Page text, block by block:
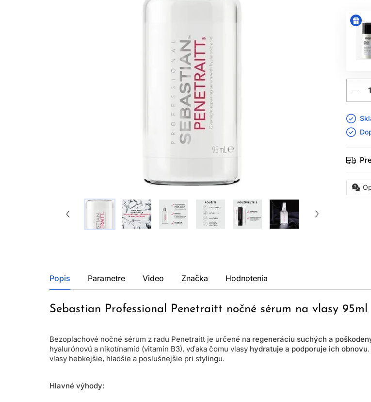
Popis Parametre Video Značka Hodnotenia
Sebastian Professional Penetraitt nočné sérum na vlasy 95ml
Bezoplachové nočné sérum z radu Penetraitt je určené na regeneráciu suchých a
hyalurónovú a nikotínamid (vitamín B3), vďaka čomu vlasy hydratuje a podporuje ich obnovu
vlasy hebkejšie, hladšie a poslušnejšie pri stylingu.
Hlavné výhody: